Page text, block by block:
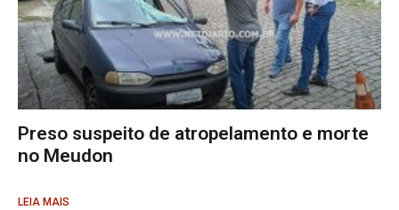
Preso suspeito de atropelamento e morte
no Meudon
LEIA MAIS